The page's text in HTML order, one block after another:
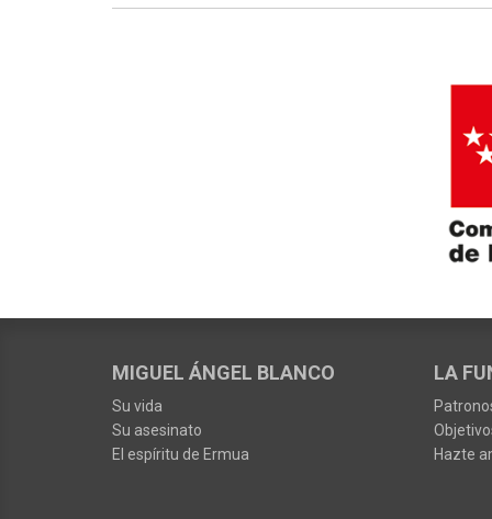
MIGUEL ÁNGEL BLANCO
Su vida
Su asesinato
El espíritu de Ermua
LA
Hazte